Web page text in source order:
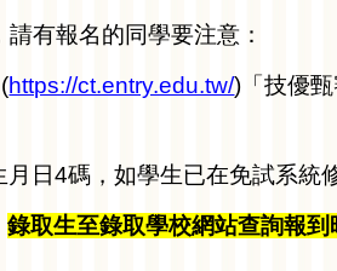
有報名的同學要注意：
https://ct.entry.edu.tw/) 「技優
日4碼，如學生已在免試系統
錄取生至錄取學校網站查詢報